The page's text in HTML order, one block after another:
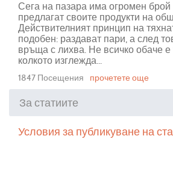
Сега на пазара има огромен брой
предлагат своите продукти на
Действителният принцип на
подобен: раздават пари, а след
връща с лихва. Не всичко обаче е
колкото изглежда...
1847 Посещения прочетете още
За статиите
Условия за публикуване на